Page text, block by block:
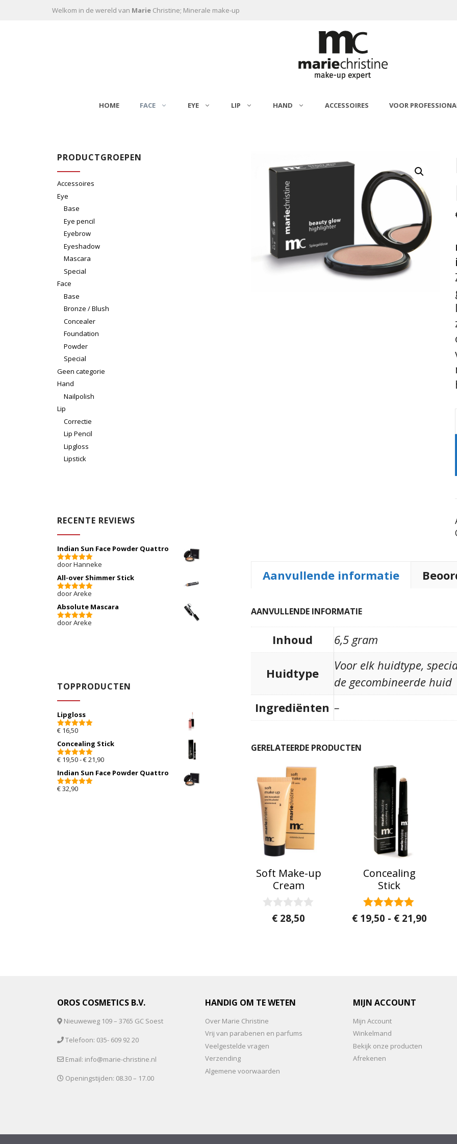
Ga naar de inhoud
Welkom in de wereld van Marie Christine; Minerale make-up
HOME FACE EYE LIP HAND ACCESSOIRES VOOR
Aanvullende informatie
AANVULLENDE INFORMATIE
Inhoud 6,5 gram
Huidtype
Voor elk huidtype,
de gecombineerde huid
Ingrediënten –
GERELATEERDE PRODUCTEN
Soft Make-up
Cream
€ 28,50
Dit product heeft meerdere variaties.
Concealing
Stick
5.00
van 5
€19,50 - €21,90
Dit product heeft
PRODUCTGROEPEN
Accessoires
Eye
Base
Eye pencil
Eyebrow
Eyeshadow
Mascara
Special
Face
Base
Bronze / Blush
Concealer
Foundation
Powder
Special
Geen categorie
Hand
Nailpolish
Lip
Correctie
Lip Pencil
Lipgloss
Lipstick
RECENTE REVIEWS
Indian Sun Face Powder Quattro
5van 5
door Hanneke
All-over Shimmer Stick
5van 5
door Areke
Absolute Mascara
5van 5
door Areke
TOPPRODUCTEN
Lipgloss
5.00van 5
€ 16,50
Concealing Stick
5.00van 5
€ 19,50-€21,90Prijsklasse: € 19,50 tot € 21,90
Indian Sun Face Powder Quattro
5.00van 5
€32,90
OROS COSMETICS B.V.
Nieuweweg 109 – 3765 GC Soest
Telefoon: 035- 609 92 20
Email: info@marie-christine.nl
Openingstijden: 08.30 – 17.00
HANDIG OM TE WETEN
Over Marie Christine
Vrij van parabenen en parfums
Veelgestelde vragen
Verzending
Algemene voorwaarden
MIJN ACCOUNT
Mijn Account
Winkelmand
Bekijk onze producten
Afrekenen